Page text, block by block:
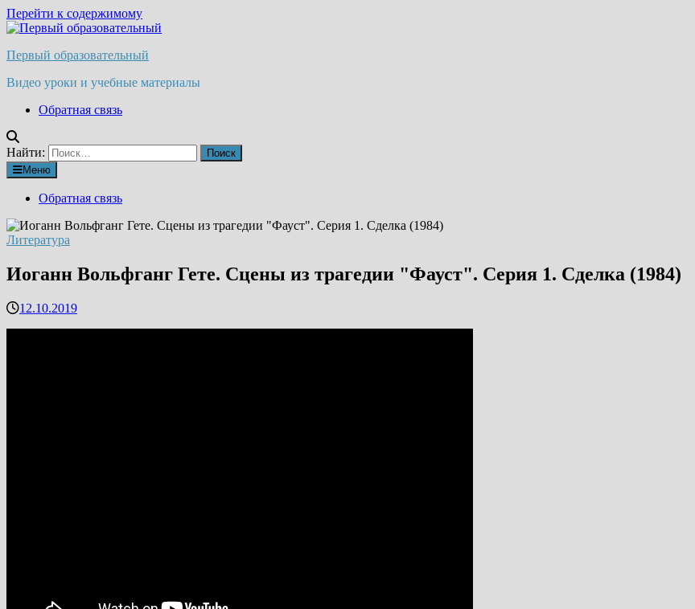
Перейти к содержимому
Первый образовательный
Видео уроки и учебные материалы
Обратная связь
Найти:
Меню
Обратная связь
Литература
Иоганн Вольфганг Гете. Сцены из трагедии "Фауст". Серия 1. Сделка (1984)
12.10.2019